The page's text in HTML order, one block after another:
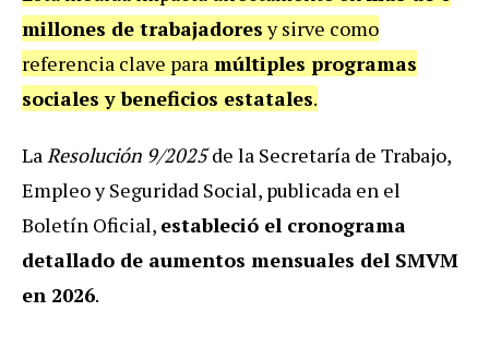
millones de trabajadoresy sirve como
referencia clave para múltiples programas
sociales y beneficios estatales.
LaResolución 9/2025de la Secretaría de Trabajo,
Empleo y Seguridad Social, publicada en el
Boletín Oficial, estableció el cronograma
detallado de aumentos mensuales del SMVM
en 2026.